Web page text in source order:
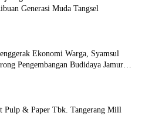
Generasi Muda Tangsel
Ekonomi Warga, Syamsul
Pengembangan Budidaya Jamur
Pulp & Paper Tbk. Tangerang Mill